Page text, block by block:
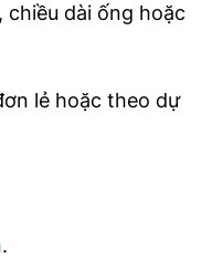
dài ống hoặc
lẻ hoặc theo dự
.